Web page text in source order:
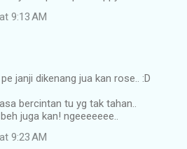
9:13 AM
janji dikenang jua kan rose.. :D
bercintan tu yg tak tahan..
juga kan! ngeeeeeee..
9:23 AM